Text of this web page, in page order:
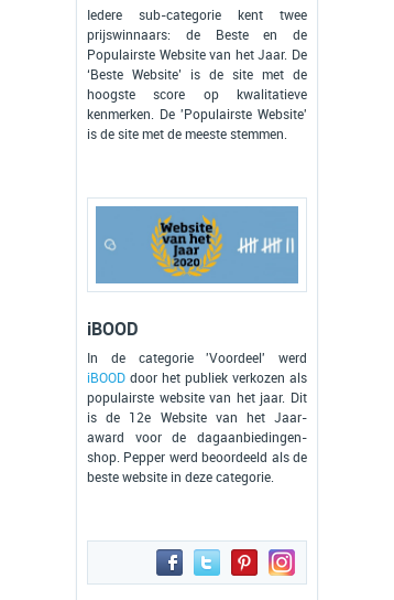
Iedere sub-categorie kent twee
prijswinnaars: de Beste en de
Populairste Website van het Jaar. De
‘Beste Website’ is de site met de
hoogste score op kwalitatieve
kenmerken. De 'Populairste Website'
is de site met de meeste stemmen.
iBOOD
In de categorie 'Voordeel' werd
iBOOD door het publiek verkozen als
populairste website van het jaar. Dit
is de 12e Website van het Jaar-
award voor de dagaanbiedingen-
shop. Pepper werd beoordeeld als de
beste website in deze categorie.